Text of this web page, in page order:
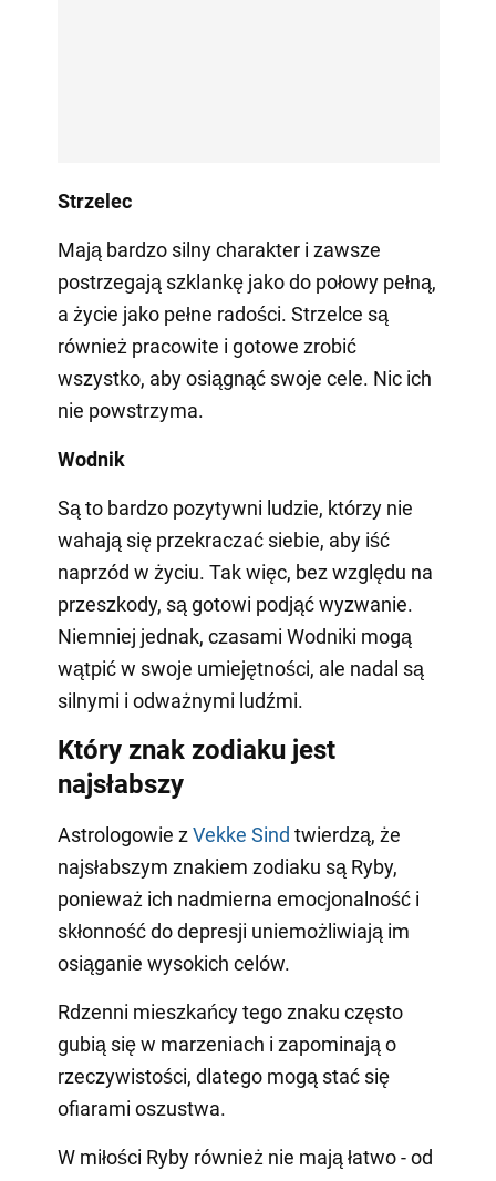
Strzelec
Mają bardzo silny charakter i zawsze
postrzegają szklankę jako do połowy pełną,
a życie jako pełne radości. Strzelce są
również pracowite i gotowe zrobić
wszystko, aby osiągnąć swoje cele. Nic ich
nie powstrzyma.
Wodnik
Są to bardzo pozytywni ludzie, którzy nie
wahają się przekraczać siebie, aby iść
naprzód w życiu. Tak więc, bez względu na
przeszkody, są gotowi podjąć wyzwanie.
Niemniej jednak, czasami Wodniki mogą
wątpić w swoje umiejętności, ale nadal są
silnymi i odważnymi ludźmi.
Który znak zodiaku jest
najsłabszy
Astrologowie zVekke Sind twierdzą, że
najsłabszym znakiem zodiaku są Ryby,
ponieważ ich nadmierna emocjonalność i
skłonność do depresji uniemożliwiają im
osiąganie wysokich celów.
Rdzenni mieszkańcy tego znaku często
gubią się w marzeniach i zapominają o
rzeczywistości, dlatego mogą stać się
ofiarami oszustwa.
W miłości Ryby również nie mają łatwo - od